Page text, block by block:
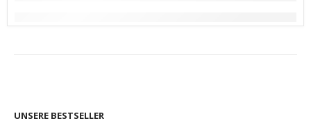
UNSERE BESTSELLER